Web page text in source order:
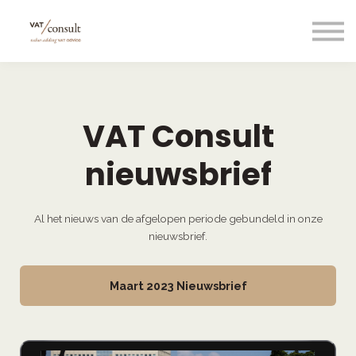
Nuttige links
Taal/language
VAT Consult
nieuwsbrief
Al het nieuws van de afgelopen periode gebundeld in onze
nieuwsbrief.
Maart 2023 Nieuwsbrief